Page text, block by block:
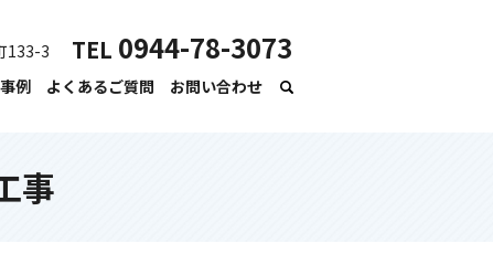
例 よくあるご質問 お問い合わせ
133-3 TEL 0944-78-3073
事